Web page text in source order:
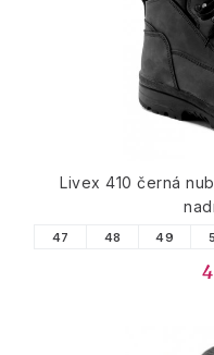
Livex 410 černá
47 48 49